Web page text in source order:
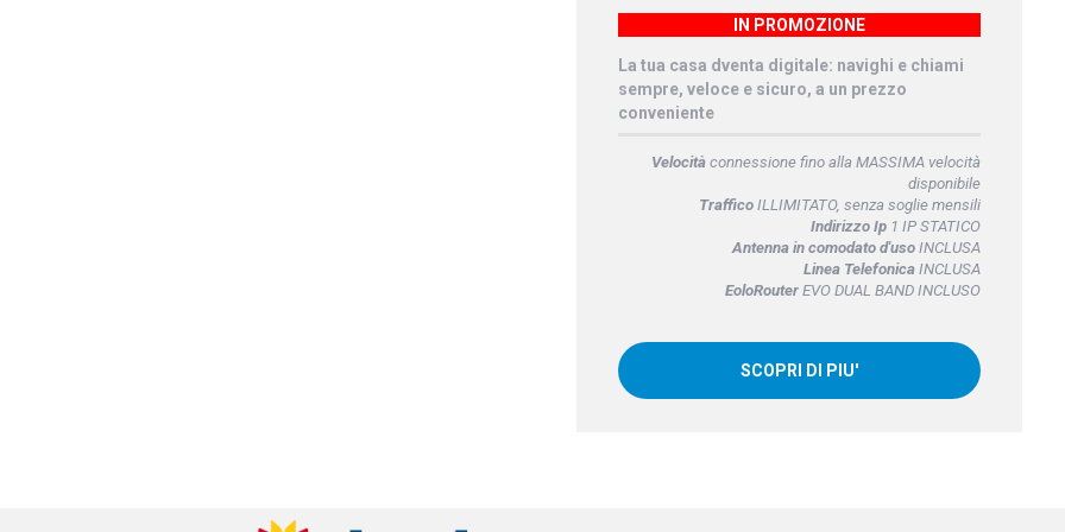
IN PROMOZIONE
La tua casa dventa digitale: navighi e chiami
sempre, veloce e sicuro, a un prezzo
conveniente
Velocitàconnessione fino alla MASSIMA velocità
disponibile
TrafficoILLIMITATO, senza soglie mensili
Indirizzo Ip1 IP STATICO
Antenna in comodato d'usoINCLUSA
Linea TelefonicaINCLUSA
EoloRouterEVO DUAL BAND INCLUSO
SCOPRI DI PIU'